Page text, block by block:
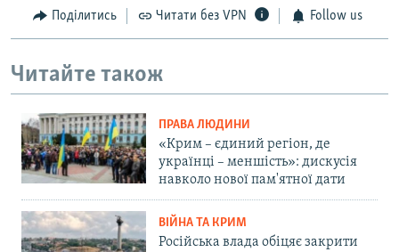
Поділитись Читати без VPN Follow us
Читайте також
ПРАВА ЛЮДИНИ
«Крим – єдиний регіон, де
українці – меншість»: дискусія
навколо нової пам'ятної дати
ВІЙНА ТА КРИМ
Російська влада обіцяє закрити